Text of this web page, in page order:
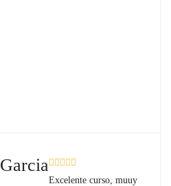
Excelente curso, muuy